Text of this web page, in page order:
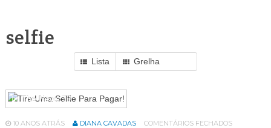
selfie
Lista Grelha
In The News79
10 ANOS ATRÁS DIANA CAVADAS COMENTÁRIOS FECHADOS